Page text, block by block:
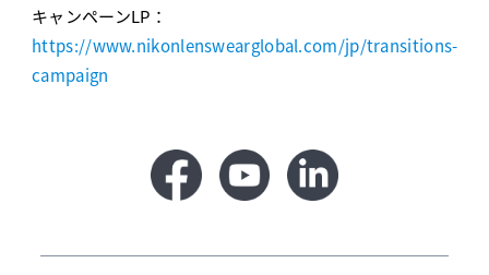
キャンペーンLP：
https://www.nikonlenswearglobal.com/jp/transitions-
campaign